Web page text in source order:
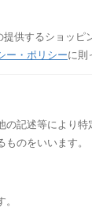
提供するショッ
ー・ポリシーに則
記述等により
のをいいます。